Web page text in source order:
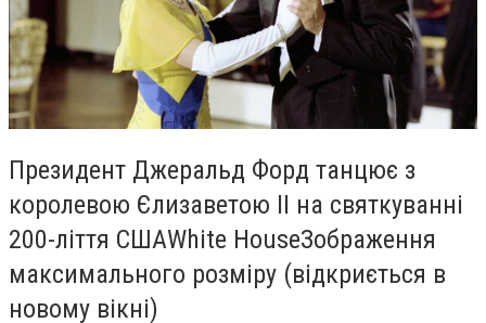
Президент Джеральд Форд танцює з
королевою Єлизаветою II на святкуванні
200-ліття СШАWhite HouseЗображення
максимального розміру (відкриється в
новому вікні)